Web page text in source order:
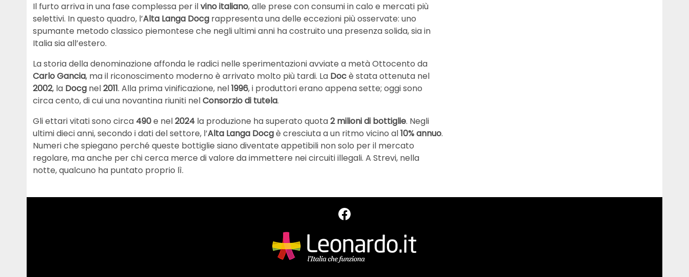
Il furto arriva in una fase complessa per ilvino italiano, alle prese con consumi in calo e mercati più
selettivi. In questo quadro, l’Alta Langa Docg rappresenta una delle eccezioni più osservate: uno
spumante metodo classico piemontese che negli ultimi anni ha costruito una presenza solida, sia in
Italia sia all’estero.
La storia della denominazione affonda le radici nelle sperimentazioni avviate a metà Ottocento da
Carlo Gancia, ma il riconoscimento moderno è arrivato molto più tardi. La Docè stata ottenuta nel
2002, la Docg nel2011. Alla prima vinificazione, nel1996, i produttori erano appena sette; oggi sono
circa cento, di cui una novantina riuniti nelConsorzio di tutela.
Gli ettari vitati sono circa 490e nel2024 la produzione ha superato quota2 milioni di bottiglie. Negli
ultimi dieci anni, secondo i dati del settore, l’Alta Langa Docgè cresciuta a un ritmo vicino al10% annuo.
Numeri che spiegano perché queste bottiglie siano diventate appetibili non solo per il mercato
regolare, ma anche per chi cerca merce di valore da immettere nei circuiti illegali. A Strevi, nella
notte, qualcuno ha puntato proprio lì.